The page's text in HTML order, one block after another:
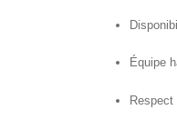
Équipe